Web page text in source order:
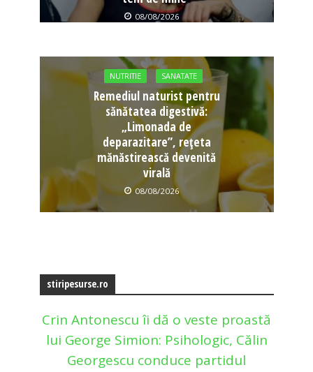
08/08/2026
NUTRITIE SANATATE
Remediul naturist pentru
sănătatea digestivă:
„Limonada de
deparazitare”, rețeta
mănăstirească devenită
virală
08/08/2026
stiripesurse.ro
Crin Antonescu îi dă o veste proastă
lui George Simion: Psihologic, Călin
Georgescu conduce partidul